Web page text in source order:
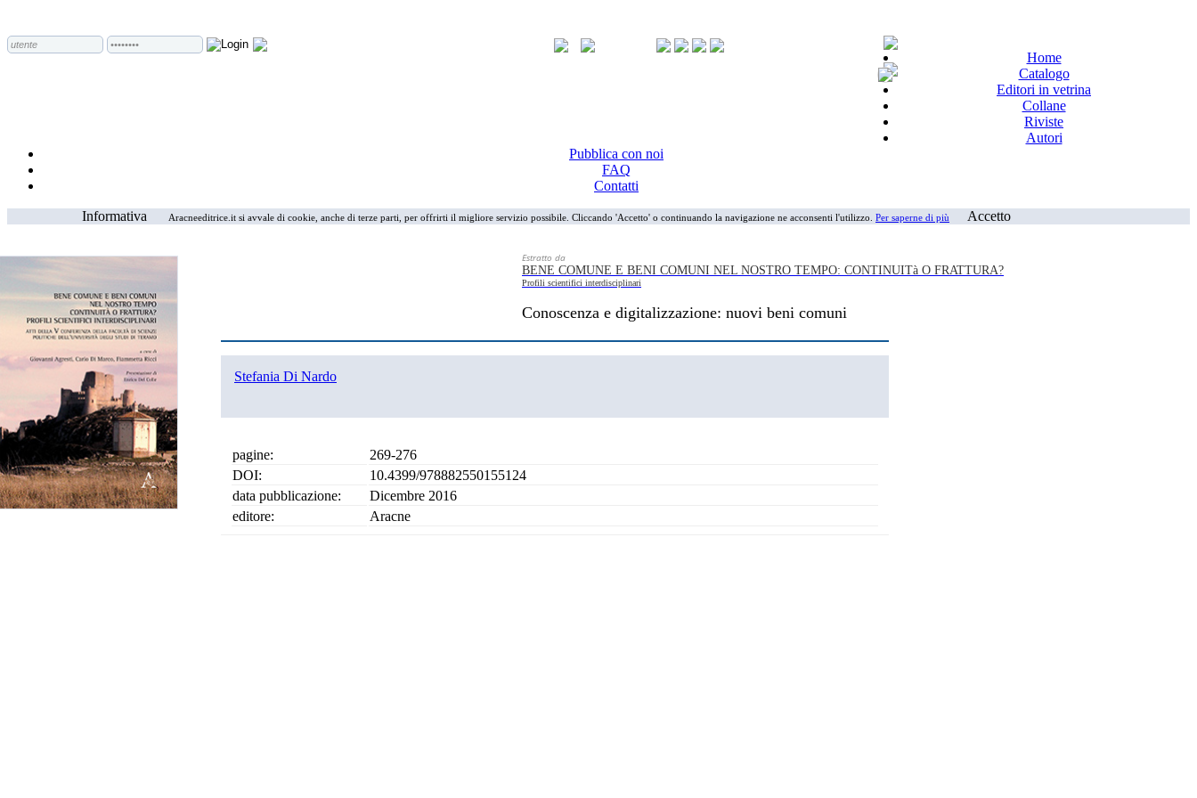
Home
Catalogo
Editori in vetrina
Collane
Riviste
Autori
Pubblica con noi
FAQ
Contatti
Informativa
Aracneeditrice.it si avvale di cookie, anche di terze parti, per offrirti il migliore servizio possibile. Cliccando 'Accetto' o continuando la navigazione ne acconsenti l'utilizzo. Per saperne di più Accetto
Estratto da
BENE COMUNE E BENI COMUNI NEL NOSTRO TEMPO: CONTINUITà O FRATTURA?
Profili scientifici interdisciplinari
Conoscenza e digitalizzazione: nuovi beni comuni
Stefania Di Nardo
pagine:
269-276
DOI:
10.4399/978882550155124
data pubblicazione:
Dicembre 2016
editore:
Aracne